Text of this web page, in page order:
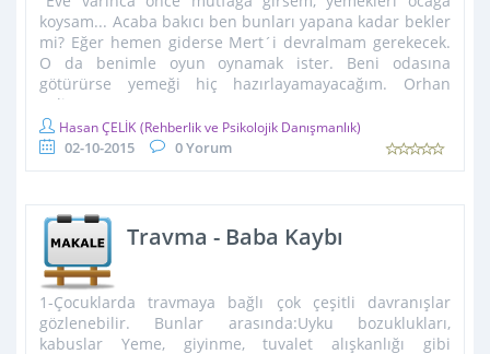
koysam... Acaba bakıcı ben bunları yapana kadar bekler
mi? Eğer hemen giderse Mert´i devralmam gerekecek.
O da benimle oyun oynamak ister. Beni odasına
götürürse yemeği hiç hazırlayamayacağım. Orhan
gelince ...
Hasan ÇELİK (Rehberlik ve Psikolojik Danışmanlık)
02-10-2015 0 Yorum
Travma - Baba Kaybı
1-Çocuklarda travmaya bağlı çok çeşitli davranışlar
gözlenebilir. Bunlar arasında:Uyku bozuklukları,
kabuslar Yeme, giyinme, tuvalet alışkanlığı gibi